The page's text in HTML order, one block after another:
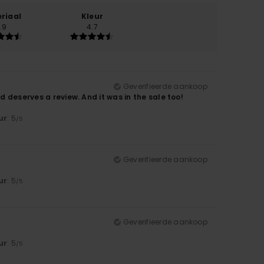
Kleur
4.7
Geverifieerde aankoop
deserves a review. And it was in the sale too!
: 5/5
Geverifieerde aankoop
: 5/5
Geverifieerde aankoop
: 5/5